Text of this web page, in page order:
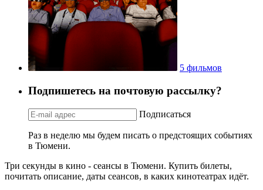
5 фильмов
Подпишетесь на почтовую рассылку?
Подписаться
Раз в неделю мы будем писать о предстоящих событиях
в Тюмени.
Три секунды в кино - сеансы в Тюмени. Купить билеты,
почитать описание, даты сеансов, в каких кинотеатрах идёт.